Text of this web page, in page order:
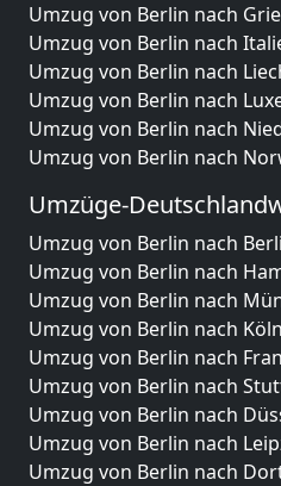
Umzug von Berlin nach
Umzug von Berlin nach
Umzug von Berlin nach
Umzug von Berlin nach
Umzug von Berlin nach
Umzug von Berlin nach
Umzüge-
Umzug von Berlin nach
Umzug von Berlin nach
Umzug von Berlin nach
Umzug von Berlin nach Köln
Umzug von Berlin nach
Umzug von Berlin nach
Umzug von Berlin nach
Umzug von Berlin nach
Umzug von Berlin nach